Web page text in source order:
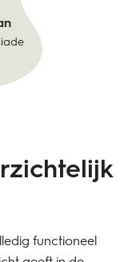
functioneel